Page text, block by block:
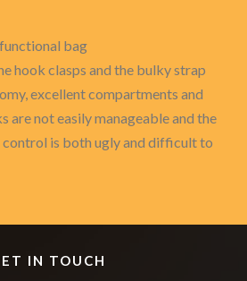
bag
hook clasps and the bulky strap
excellent compartments and
are not easily manageable and the
is both ugly and difficult to
IN TOUCH